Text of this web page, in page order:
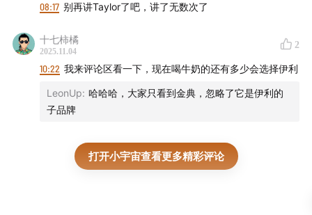
08:17 别再讲Taylor了吧，讲了无数次了
十七柿橘
2025.11.04
2
10:22 我来评论区看一下，现在喝牛奶的还有多少会选择伊利
LeonUp: 哈哈哈，大家只看到金典，忽略了它是伊利的
子品牌
打开小宇宙查看更多精彩评论